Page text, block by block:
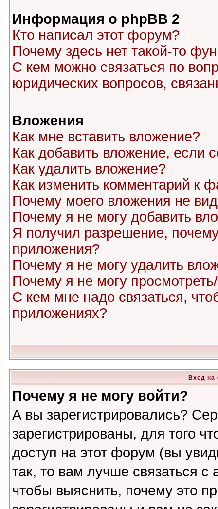
Информация о phpBB 2
Кто написал этот форум?
Почему здесь нет такой-то
С кем можно связаться по
юридических вопросов,
Вложения
Как мне вставить вложение?
Как добавить вложение, если
Как удалить вложение?
Как изменить комментарий к
Почему моего вложения не
Почему я не могу добавить
Я получил разрешение,
приложения?
Почему я не могу удалить
Почему я не могу
С кем мне надо связаться,
приложениях?
Вход на
Почему я не могу войти?
А вы зарегистрировались?
зарегистрированы, для того
доступ на этот форум (вы
так, то вам лучше связаться
чтобы выяснить, почему это